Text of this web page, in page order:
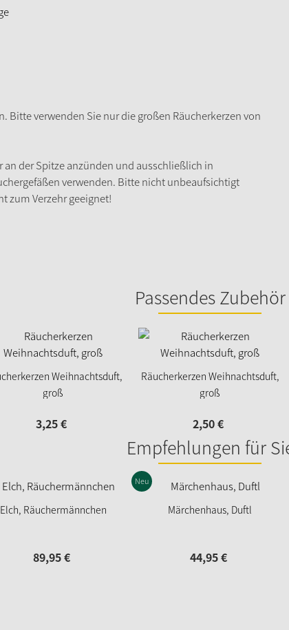
Bitte verwenden Sie nur die großen Räucherkerzen von
an der Spitze anzünden und ausschließlich in
verwenden. Bitte nicht unbeaufsichtigt
zum Verzehr geeignet!
Passendes Zubehör
Weihnachtsduft,
groß
3,25€
Räucherkerzen Weihnachtsduft,
groß
2,50€
Empfehlungen für
Elch, Räuchermännchen
89,95€
Märchenhaus, Duftl
Neu
44,95€